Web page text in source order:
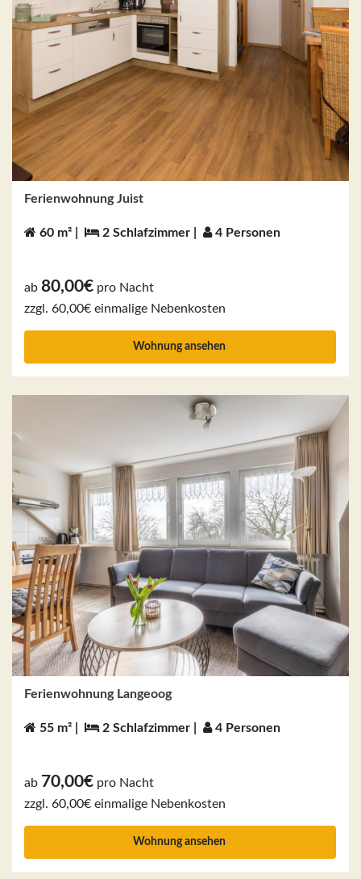
Ferienwohnung Juist
60 m² | 2 Schlafzimmer | 4 Personen
ab 80,00€ pro Nacht
zzgl. 60,00€ einmalige Nebenkosten
Wohnung ansehen
Ferienwohnung Langeoog
55 m² | 2 Schlafzimmer | 4 Personen
ab 70,00€ pro Nacht
zzgl. 60,00€ einmalige Nebenkosten
Wohnung ansehen